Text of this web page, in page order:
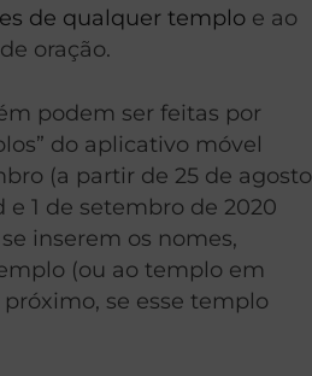
de qualquer templo e ao
oração.
podem ser feitas por
do aplicativo móvel
(a partir de 25 de agosto
e 1 de setembro de 2020
inserem os nomes,
(ou ao templo em
se esse templo